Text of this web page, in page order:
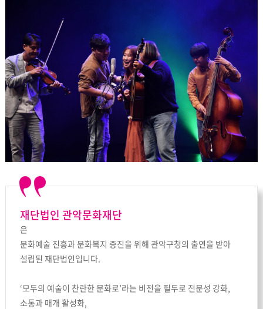
재단법인 관악문화재단
은
문화예술 진흥과 문화복지 증진을 위해 관악구청의 출연을 받아
설립된 재단법인입니다.
‘모두의 예술이 찬란한 문화로’라는 비전을 필두로 전문성 강화,
소통과 매개 활성화,